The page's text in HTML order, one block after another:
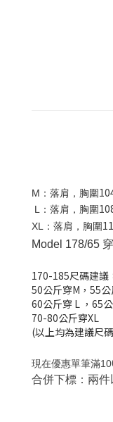
M ：落肩 ，胸圍
L
： 落肩，胸圍
XL ： 落肩，胸圍
Model 178/65 穿
170-185尺碼建議
50公斤穿M， 55
60公斤穿 L ， 65
70-80公斤穿XL
(以上均為建議尺
現在優惠單筆滿10
合併下標：兩